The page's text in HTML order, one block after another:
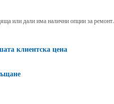
или дали има налични опции за ремонт.
клиентска цена